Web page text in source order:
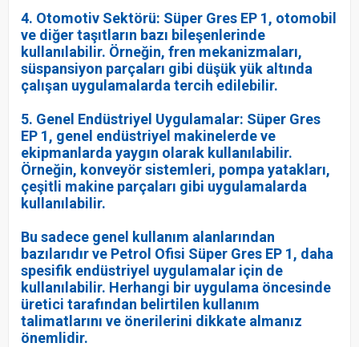
4. Otomotiv Sektörü: Süper Gres EP 1, otomobil
ve diğer taşıtların bazı bileşenlerinde
kullanılabilir. Örneğin, fren mekanizmaları,
süspansiyon parçaları gibi düşük yük altında
çalışan uygulamalarda tercih edilebilir.
5. Genel Endüstriyel Uygulamalar: Süper Gres
EP 1, genel endüstriyel makinelerde ve
ekipmanlarda yaygın olarak kullanılabilir.
Örneğin, konveyör sistemleri, pompa yatakları,
çeşitli makine parçaları gibi uygulamalarda
kullanılabilir.
Bu sadece genel kullanım alanlarından
bazılarıdır ve Petrol Ofisi Süper Gres EP 1, daha
spesifik endüstriyel uygulamalar için de
kullanılabilir. Herhangi bir uygulama öncesinde
üretici tarafından belirtilen kullanım
talimatlarını ve önerilerini dikkate almanız
önemlidir.